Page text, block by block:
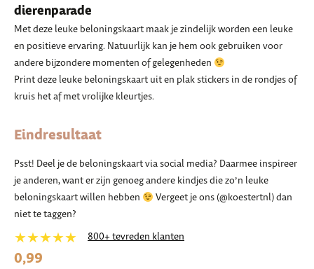
dierenparade
Met deze leuke beloningskaart maak je zindelijk worden een leuke
en positieve ervaring. Natuurlijk kan je hem ook gebruiken voor
andere bijzondere momenten of gelegenheden
Print deze leuke beloningskaart uit en plak stickers in de rondjes of
kruis het af met vrolijke kleurtjes.
Eindresultaat
Psst! Deel je de beloningskaart via social media? Daarmee inspireer
je anderen, want er zijn genoeg andere kindjes die zo’n leuke
beloningskaart willen hebben
Vergeet je ons (@koestertnl) dan
niet te taggen?
★★★★★ 800+ tevreden klanten
0,99